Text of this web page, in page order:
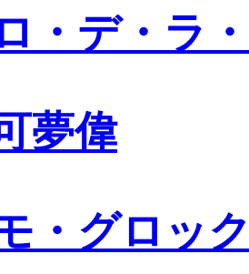
・デ・ラ
夢偉
・グロッ